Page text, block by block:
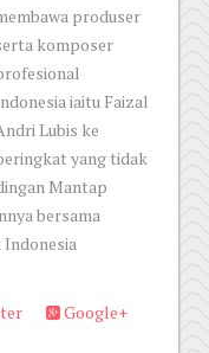
produser
komposer
iaitu Faizal
Lubis ke
yang tidak
Mantap
bersama
Indonesia
Google+